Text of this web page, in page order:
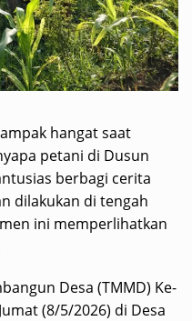
hangat saat
petani di Dusun
berbagi cerita
dilakukan di tengah
ini memperlihatkan
Desa (TMMD) Ke-
(8/5/2026) di Desa